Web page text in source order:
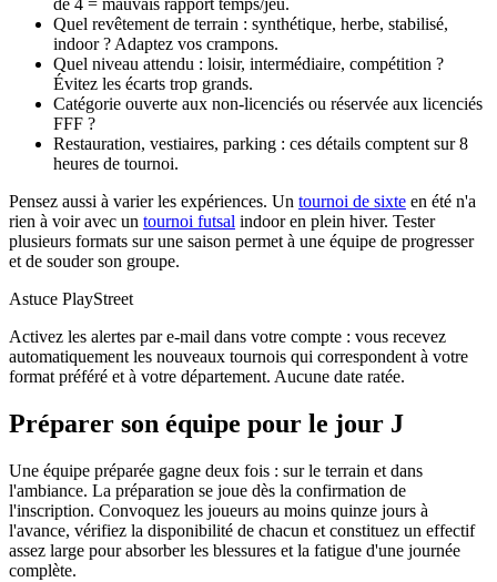
de 4 = mauvais rapport temps/jeu.
Quel revêtement de terrain : synthétique, herbe, stabilisé,
indoor ? Adaptez vos crampons.
Quel niveau attendu : loisir, intermédiaire, compétition ?
Évitez les écarts trop grands.
Catégorie ouverte aux non-licenciés ou réservée aux licenciés
FFF ?
Restauration, vestiaires, parking : ces détails comptent sur 8
heures de tournoi.
Pensez aussi à varier les expériences. Un tournoi de sixte en été n'a
rien à voir avec un tournoi futsal indoor en plein hiver. Tester
plusieurs formats sur une saison permet à une équipe de progresser
et de souder son groupe.
Astuce PlayStreet
Activez les alertes par e-mail dans votre compte : vous recevez
automatiquement les nouveaux tournois qui correspondent à votre
format préféré et à votre département. Aucune date ratée.
Préparer son équipe pour le jour J
Une équipe préparée gagne deux fois : sur le terrain et dans
l'ambiance. La préparation se joue dès la confirmation de
l'inscription. Convoquez les joueurs au moins quinze jours à
l'avance, vérifiez la disponibilité de chacun et constituez un effectif
assez large pour absorber les blessures et la fatigue d'une journée
complète.